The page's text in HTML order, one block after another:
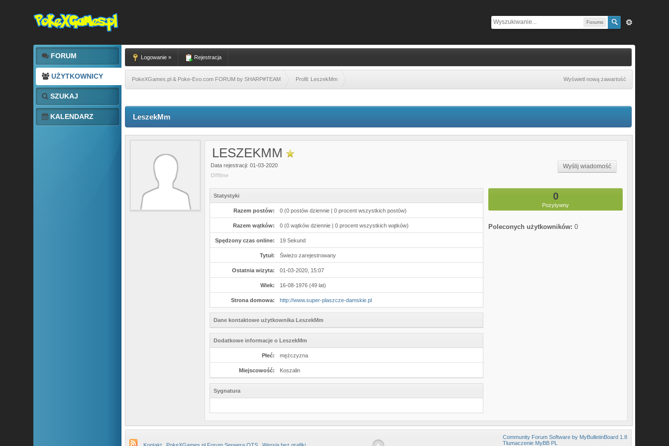
Forums
FORUM
UŻYTKOWNICY
SZUKAJ
KALENDARZ
Logowanie » Rejestracja
PokeXGames.pl & Poke-Evo.com FORUM by SHARP#TEAM Profil: LeszekMm Wyświetl nową zawartość
LeszekMm
LESZEKMM
Data rejestracji: 01-03-2020
Offline
Wyślij wiadomość
Statystyki
Razem postów: 0 (0 postów dziennie | 0 procent wszystkich postów)
Razem wątków: 0 (0 wątków dziennie | 0 procent wszystkich wątków)
Spędzony czas online: 19 Sekund
Tytuł: Świeżo zarejestrowany
Ostatnia wizyta: 01-03-2020, 15:07
Wiek: 16-08-1976 (49 lat)
Strona domowa: http://www.super-plaszcze-damskie.pl
Dane kontaktowe użytkownika LeszekMm
Dodatkowe informacje o LeszekMm
Płeć: mężczyzna
Miejscowość: Koszalin
Sygnatura
0
Pozytywny
Poleconych użytkowników: 0
Community Forum Software by MyBulletinBoard 1.8
Tłumaczenie MyBB PL